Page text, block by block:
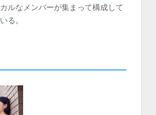
カルなメンバーが集まって構成して
いる。